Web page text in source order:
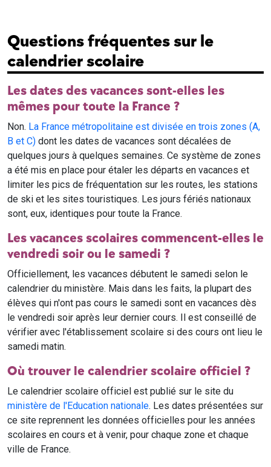
Questions fréquentes sur le
calendrier scolaire
Les dates des vacances sont-elles les
mêmes pour toute la France ?
Non. La France métropolitaine est divisée en trois zones (A,
B et C) dont les dates de vacances sont décalées de
quelques jours à quelques semaines. Ce système de zones
a été mis en place pour étaler les départs en vacances et
limiter les pics de fréquentation sur les routes, les stations
de ski et les sites touristiques. Les jours fériés nationaux
sont, eux, identiques pour toute la France.
Les vacances scolaires commencent-elles le
vendredi soir ou le samedi ?
Officiellement, les vacances débutent le samedi selon le
calendrier du ministère. Mais dans les faits, la plupart des
élèves qui n'ont pas cours le samedi sont en vacances dès
le vendredi soir après leur dernier cours. Il est conseillé de
vérifier avec l'établissement scolaire si des cours ont lieu le
samedi matin.
Où trouver le calendrier scolaire officiel ?
Le calendrier scolaire officiel est publié sur le site du
ministère de l'Education nationale. Les dates présentées sur
ce site reprennent les données officielles pour les années
scolaires en cours et à venir, pour chaque zone et chaque
ville de France.